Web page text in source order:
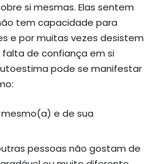
si mesmas. Elas sentem
tem capacidade para
e por muitas vezes desistem
de confiança em si
pode se manifestar
e de sua
pessoas não gostam de